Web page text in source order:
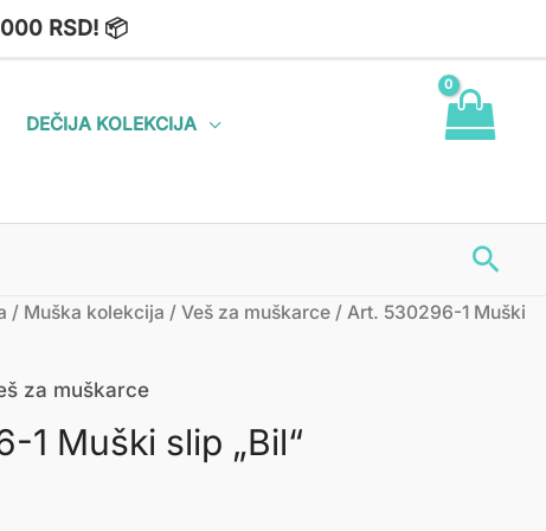
RSD! 📦
DEČIJA KOLEKCIJA
/ Muška kolekcija / Veš za muškarce/ Art. 530296-1 Muški
za muškarce
1 Muški slip „Bil“